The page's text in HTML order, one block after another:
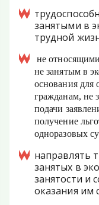
занятыми в
трудной
не
не занятым в
основания для
гражданам, не
подачи
получение
одноразовых
направлять
занятых в
занятости и
оказания им